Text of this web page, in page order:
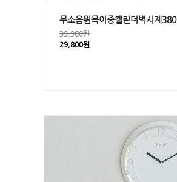
무소음원목이중캘린더벽시계380
39,900원
29,800원